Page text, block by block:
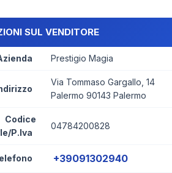
SUL VENDITORE
Prestigio Magia
Via Tommaso Gargallo, 14
Palermo 90143 Palermo
Codice
P.Iva
04784200828
+39091302940